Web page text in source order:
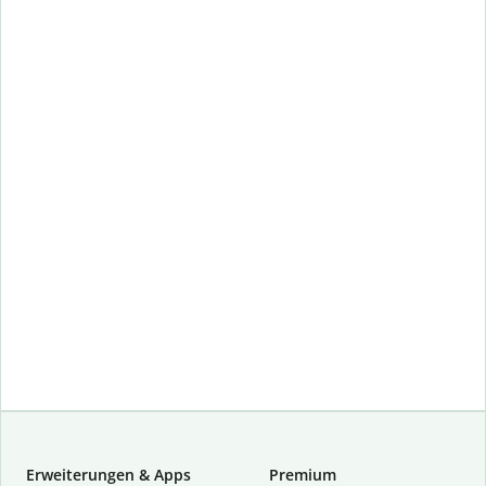
Erweiterungen & Apps
Premium